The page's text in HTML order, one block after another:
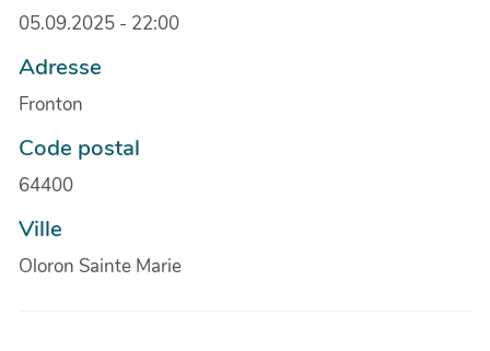
05.09.2025 - 22:00
Adresse
Fronton
Code postal
64400
Ville
Oloron Sainte Marie